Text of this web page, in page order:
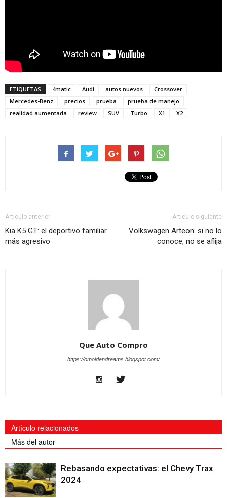
ETIQUETAS 4matic Audi autos nuevos
Crossover
Mercedes-Benz
precios prueba
prueba de manejo
realidad aumentada
review SUV Turbo X1 X2
Artículo anterior
Kia K5 GT: el deportivo familiar
más agresivo
Artículo siguiente
Volkswagen Arteon: si no lo
conoce, no se aflija
Que Auto Compro
https://omoidendreams.blogspot.com/
Artículo relacionados
Más del autor
Rebasando expectativas: el Chevy Trax
2024